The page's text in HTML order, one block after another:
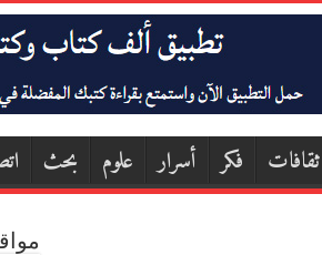
فكر أسرار علوم بحث